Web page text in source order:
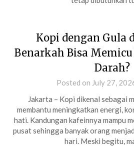
Kopi dengan Gula
Benarkah Bisa
Darah?
Posted on July 27,
Jakarta – Kopi dikenal sebagai
membantu meningkatkan energi,
hati. Kandungan kafeinnya mampu
pusat sehingga banyak orang
hari. Meski begitu,